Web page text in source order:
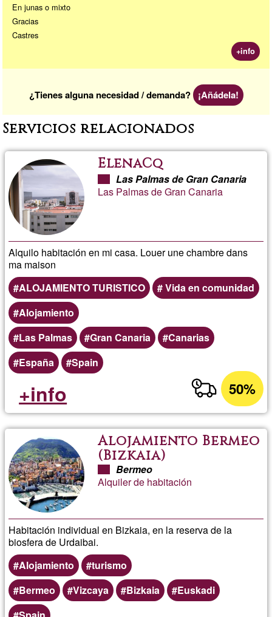
En junas o mixto
Gracias
Castres
+info
¿Tienes alguna necesidad / demanda? ¡Añádela!
Servicios relacionados
ElenaCq
Las Palmas de Gran Canaria
Las Palmas de Gran Canaria
Alquilo habitación en mi casa. Louer une chambre dans
ma maison
ALOJAMIENTO TURISTICO
Vida en comunidad
Alojamiento
Las Palmas
Gran Canaria
Canarias
España
Spain
50%
+info
Alojamiento Bermeo
(Bizkaia)
Bermeo
Alquiler de habitación
Habitación individual en Bizkaia, en la reserva de la
biosfera de Urdaibai.
Alojamiento
turismo
Bermeo
Vizcaya Bizkaia
Euskadi